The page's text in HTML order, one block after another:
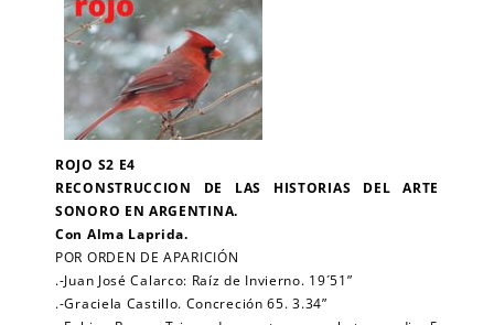
ROJO S2 E4
RECONSTRUCCION DE LAS HISTORIAS DEL ARTE
SONORO EN ARGENTINA.
Con Alma Laprida.
POR ORDEN DE APARICIÓN
.-Juan José Calarco: Raíz de Invierno. 19´51”
.-Graciela Castillo. Concreción 65. 3.34”